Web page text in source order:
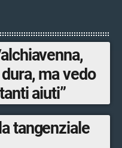
dura, ma vedo
aiuti”
tangenziale